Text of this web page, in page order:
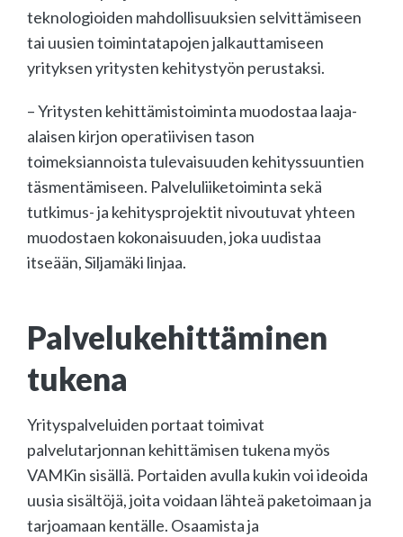
teknologioiden mahdollisuuksien selvittämiseen
tai uusien toimintatapojen jalkauttamiseen
yrityksen yritysten kehitystyön perustaksi.
– Yritysten kehittämistoiminta muodostaa laaja-
alaisen kirjon operatiivisen tason
toimeksiannoista tulevaisuuden kehityssuuntien
täsmentämiseen. Palveluliiketoiminta sekä
tutkimus- ja kehitysprojektit nivoutuvat yhteen
muodostaen kokonaisuuden, joka uudistaa
itseään, Siljamäki linjaa.
Palvelukehittäminen
tukena
Yrityspalveluiden portaat toimivat
palvelutarjonnan kehittämisen tukena myös
VAMKin sisällä. Portaiden avulla kukin voi ideoida
uusia sisältöjä, joita voidaan lähteä paketoimaan ja
tarjoamaan kentälle. Osaamista ja